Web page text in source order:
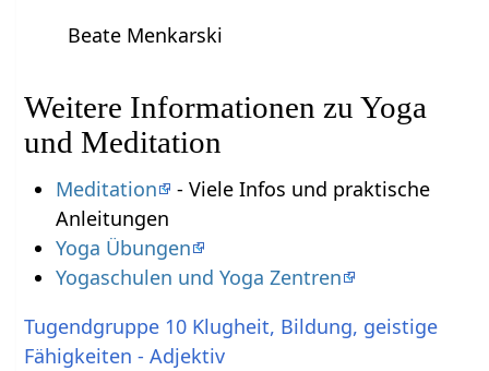
Beate Menkarski
Weitere Informationen zu Yoga
und Meditation
Meditation
- Viele Infos und praktische
Anleitungen
Yoga Übungen
Yogaschulen und Yoga Zentren
Tugendgruppe 10 Klugheit, Bildung, geistige
Fähigkeiten - Adjektiv